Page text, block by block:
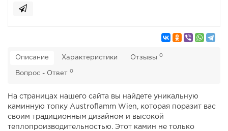
Описание Характеристики Отзывы 0
Вопрос - Ответ 0
На страницах нашего сайта вы найдете уникальную
каминную топку Austroflamm Wien, которая поразит вас
своим традиционным дизайном и высокой
теплопроизводительностью. Этот камин не только